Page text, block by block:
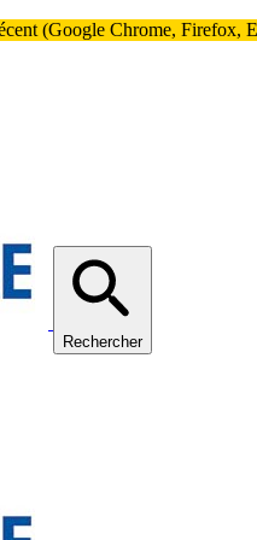
(Google Chrome, Firefox,
Rechercher